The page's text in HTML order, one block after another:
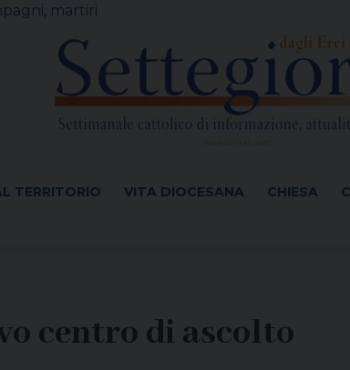
martiri
TERRITORIO VITA DIOCESANA CHIESA
centro di ascolto